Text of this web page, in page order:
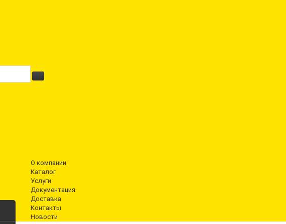
О компании
Каталог
Услуги
Документация
Доставка
Контакты
Новости